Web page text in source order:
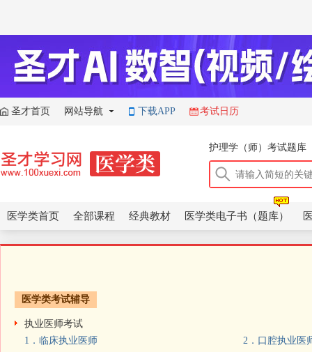
圣才首页 网站导航 下载APP 考试日历
康复医学治疗技术（士
护理学（师）考试题库
康复医学治疗技术（士
主管护师（外科护理学
医学类首页 全部课程 经典教材 医学类电子书（题库）
医学类考试辅导
执业医师考试
1．临床执业医师
2．口腔执业医